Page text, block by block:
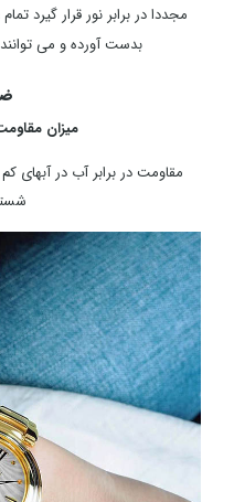
مجددا در برابر نور قرار گیرد
بدست آورده و می
میزان مقاومت 5 بار در
مقاومت در برابر آب در آبهای